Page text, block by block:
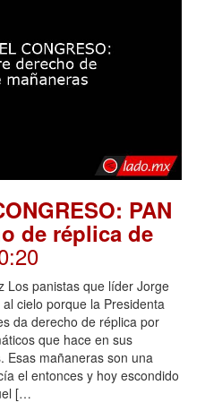
PAN
de réplica de
Los panistas que líder Jorge
cielo porque la Presidenta
da derecho de réplica por
que hace en sus
Esas mañaneras son una
el entonces y hoy escondido
[…